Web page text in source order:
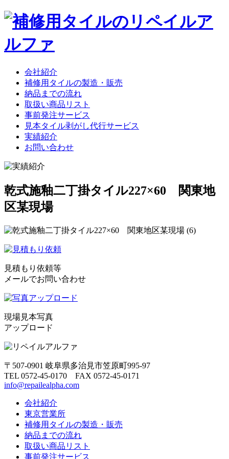
会社紹介
補修用タイルの製造・販売
納品までの流れ
取扱い商品リスト
事前発注サービス
見本タイル剥がし代行サービス
実績紹介
お問い合わせ
乾式施釉二丁掛タイル227×60 関東地
区某現場
見積もり依頼等
メールでお問い合わせ
現場見本写真
アップロード
〒507-0901 岐阜県多治見市笠原町995-97
TEL 0572-45-0170 FAX 0572-45-0171
info@repailealpha.com
会社紹介
東京営業所
補修用タイルの製造・販売
納品までの流れ
取扱い商品リスト
事前発注サービス